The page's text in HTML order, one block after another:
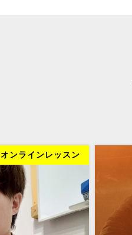
オンラインレッスン